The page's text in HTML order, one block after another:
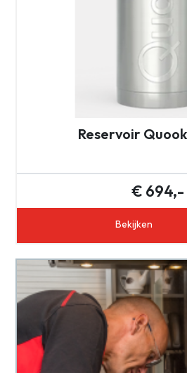
Reservoir
€ 694,-
Bekijken